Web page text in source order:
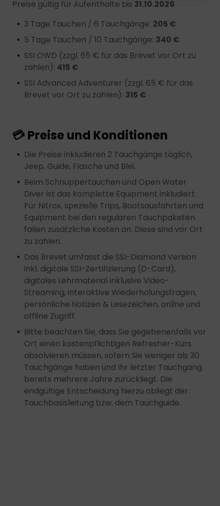
Preise gültig für Aufenthalte bis 31.10.2026
3 Tage Tauchen / 6 Tauchgänge: 205 €
5 Tage Tauchen / 10 Tauchgänge: 340 €
SSI OWD (zzgl. 65 € für das Brevet vor Ort zu
zahlen): 415 €
SSI Advanced Adventurer (zzgl. 65 € für das
Brevet vor Ort zu zahlen): 315 €
💳 Preise und Konditionen
Die Preise inkludieren 2 Tauchgänge täglich,
Jeep, Guide, Flasche und Blei.
Beim Schnuppertauchen und Open Water
Diver ist das komplette Equipment inkludiert.
Für Nitrox, spezielle Trips, Bootsausfahrten und
Equipment bei den regulären Tauchpaketen
fallen zusätzliche Kosten an. Diese sind vor Ort
zu zahlen.
Das Brevet umfasst die SSI-Diamond Version
inkl. digitale SSI-Zertifizierung (D-Card),
digitales Lehrmaterial inklusive Video-
Streaming, interaktive Wiederholungsfragen,
persönliche Notizen & Lesezeichen, online und
offline Zugriff.
Bitte beachten Sie, dass Sie gegebenenfalls vor
Ort einen kostenpflichtigen Refresher-Kurs
absolvieren müssen, sofern Sie weniger als 30
Tauchgänge haben und Ihr letzter Tauchgang
bereits mehrere Jahre zurückliegt. Die
endgültige Entscheidung hierzu obliegt der
Tauchbasisleitung bzw. dem Tauchguide.
können Sie jederzeit widerrufen, indem Sie auf den
Datenschutz-Button links unten klicken und dort die
entsprechenden Anpassungen vornehmen.
Speichern von oder Zugriff auf Informationen auf
einem Endgerät
Werbeanzeigen
Erstellung von Profilen für personalisierte Werbung
Verwendung von Profilen zur Auswahl personalisierter
Verwendung von Profilen zur Auswahl personalisierter
Inhalte
Messung der Performance von Inhalten
Analyse von Zielgruppen durch Statistiken oder
Kombinationen von Daten aus verschiedenen Quellen
Entwicklung und Verbesserung der Angebote
Verwendung reduzierter Daten zur Auswahl von
Inhalten
Besondere Features:
Verwendung genauer Standortdaten
Endgeräteeigenschaften zur Identifikation aktiv